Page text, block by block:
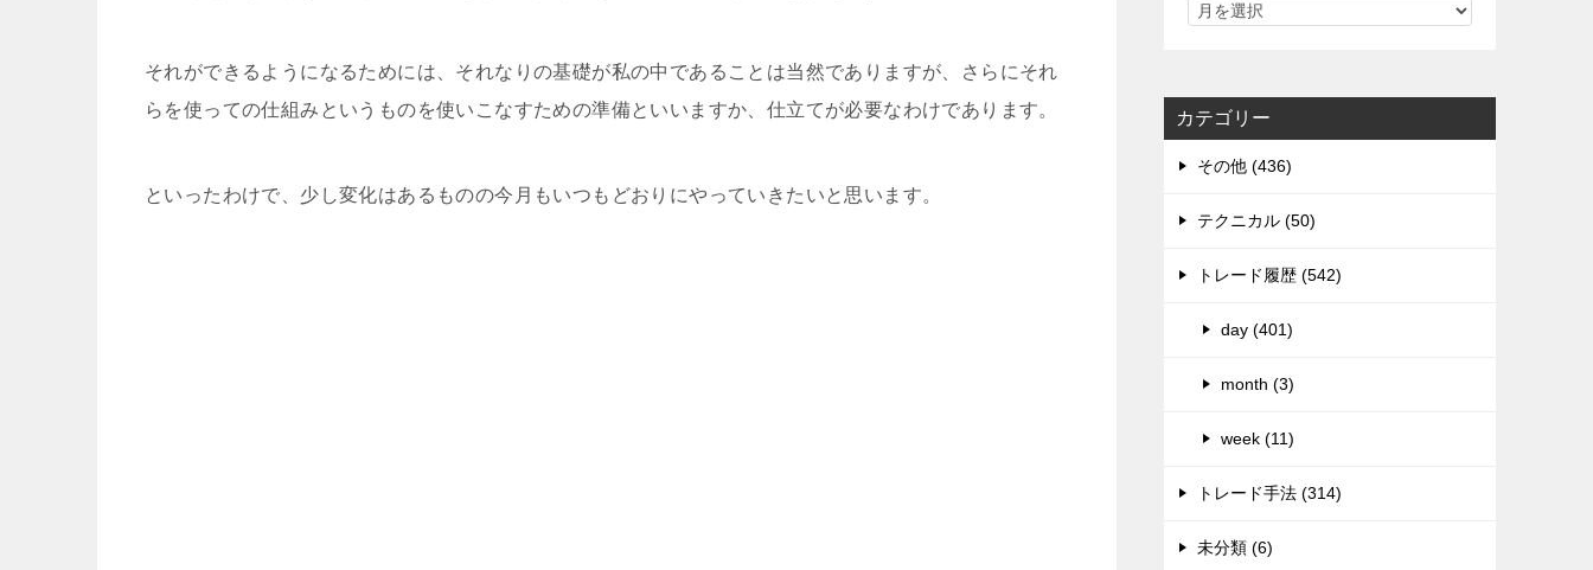
それができるようになるためには、それなりの基礎が私の中であることは当然でありますが、さらにそれ
らを使っての仕組みというものを使いこなすための準備といいますか、仕立てが必要なわけであります。
といったわけで、少し変化はあるものの今月もいつもどおりにやっていきたいと思います。
カテゴリー
その他 (436)
テクニカル (50)
トレード履歴 (542)
day (401)
month (3)
week (11)
トレード手法 (314)
未分類 (6)